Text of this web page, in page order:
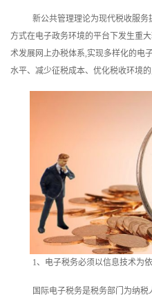
新公共管理理论为现代税收服
方式在电子政务环境的平台下发生重
术发展网上办税体系,实现多样化的电
水平、减少征税成本、优化税收环境
1、电子税务必须以信息技术为
国际电子税务‍是税务部门为纳